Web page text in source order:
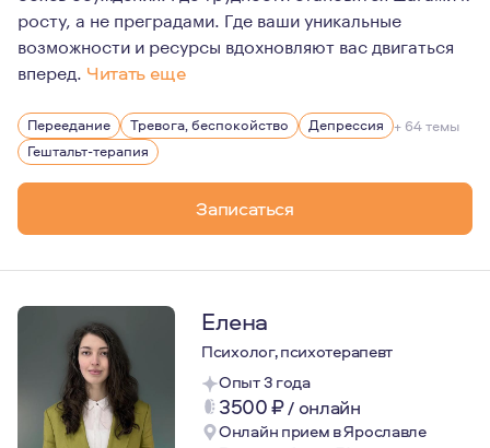
росту, а не преградами. Где ваши уникальные
возможности и ресурсы вдохновляют вас двигаться
вперед. Читать еще
Мне 35 лет. Живу в Краснодаре.
У меня есть один ребенок, сын.
Очень люблю путешествия. Есть опыт горных
Психология для меня сейчас - это образ жизни и
Начало практики - 2020 год.
Одними из самых важных принципов моей работы
Переедание Тревога, беспокойство Депрессия + 64 темы
Гештальт-терапия
Записаться
Елена
Психолог, психотерапевт
Опыт 3 года
3500₽/ онлайн
Онлайн прием в Ярославле